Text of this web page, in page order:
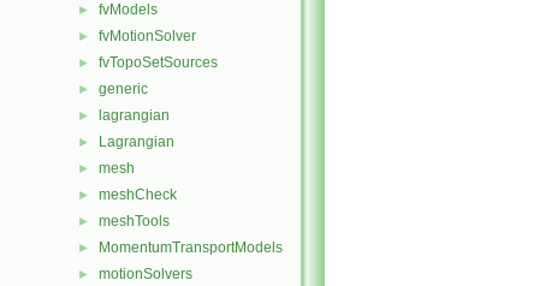
► fvModels
► fvMotionSolver
► fvTopoSetSources
► generic
► lagrangian
► Lagrangian
► mesh
► meshCheck
► meshTools
► MomentumTransportModels
► motionSolvers